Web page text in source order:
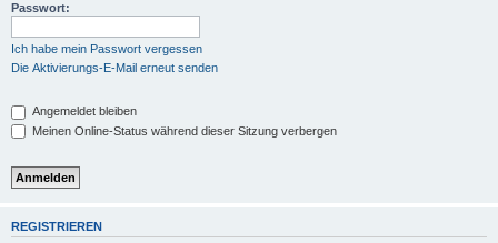
Passwort:
Ich habe mein Passwort vergessen
Die Aktivierungs-E-Mail erneut senden
Angemeldet bleiben
Meinen Online-Status während dieser Sitzung verbergen
REGISTRIEREN